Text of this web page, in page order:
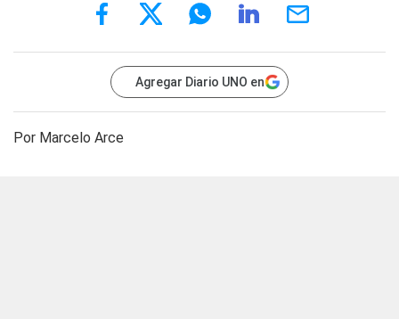
Agregar Diario UNO en
Por Marcelo Arce